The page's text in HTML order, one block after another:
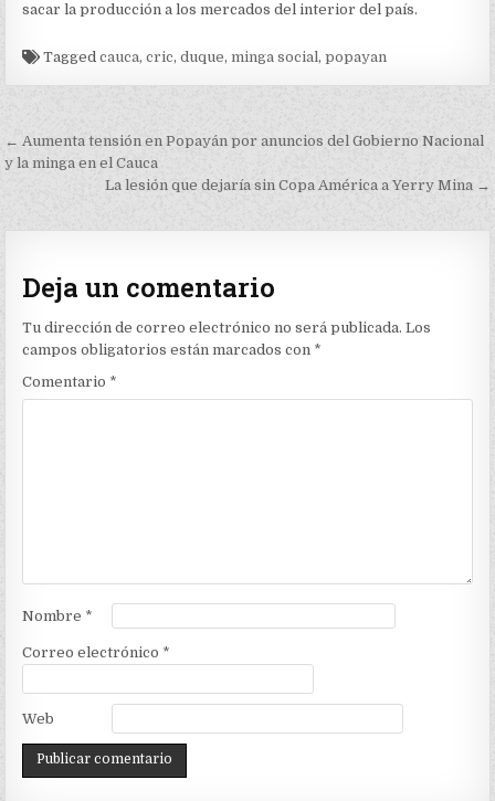
sacar la producción a los mercados del interior del país.
Taggedcauca,cric,duque,minga social,popayan
Navegación
de
← Aumenta tensión en Popayán por anuncios del Gobierno Nacional
y la minga en el Cauca
La lesión que dejaría sin Copa América a Yerry Mina →
Deja un comentario
Tu dirección de correo electrónico no será publicada. Los
campos obligatorios están marcados con *
Comentario *
Nombre *
Correo electrónico *
Web